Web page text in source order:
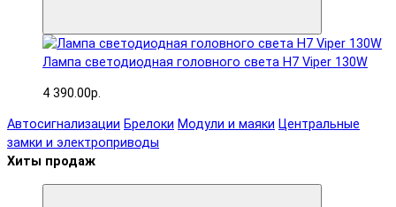
Лампа светодиодная головного света H7 Viper 130W
4 390.00р.
Автосигнализации Брелоки Модули и маяки Центральные
замки и электроприводы
Хиты продаж